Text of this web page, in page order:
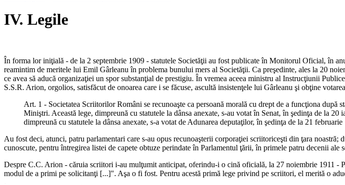
IV. Legile
În forma lor iniţială - de la 2 septembrie 1909 - statutele Societăţii au fost publicate în Monitorul Oficial, în
reamintim de meritele lui Emil Gârleanu în problema bunului mers al Societăţii. Ca preşedinte, ales la 20
ce avea să aducă organizaţiei un spor substanţial de prestigiu. În vremea aceea ministru al Instrucţiunii
S.S.R. Arion, orgolios, satisfăcut de onoarea care i se făcuse, ascultă insistenţele lui Gârleanu şi obţine
Art. 1 - Societatea Scriitorilor Români se recunoaşte ca persoană morală cu drept de a funcţiona
Miniştri. Această lege, dimpreună cu statutele la dânsa anexate, s-au votat în Senat, în şedinţa de la
dimpreună cu statutele la dânsa anexate, s-a votat de Adunarea deputaţilor, în şedinţa de la 21
Au fost deci, atunci, patru parlamentari care s-au opus recunoaşterii corporaţiei scriitoriceşti din ţara
cunoscute, pentru întregirea listei de capete obtuze perindate în Parlamentul ţării, în primele patru decenii ale
Despre C.C. Arion - căruia scriitori i-au mulţumit anticipat, oferindu-i o cină oficială, la 27 noiembrie 1911 -
modul de a primi pe solicitanţi [...]". Aşa o fi fost. Pentru acestă primă lege privind pe scriitori, el merită o